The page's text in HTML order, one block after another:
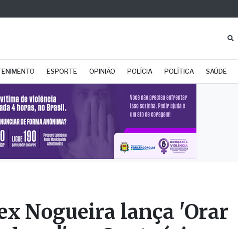
ESPORTE OPINIÃO POLÍCIA POLÍTICA SAÚDE